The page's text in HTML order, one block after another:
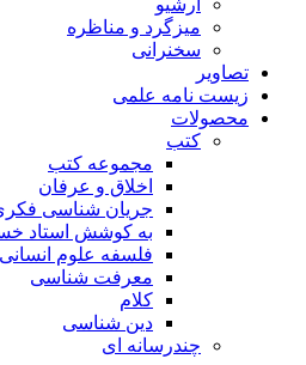
میزگرد و مناظره
سخنرانی
تصاویر
زیست نامه علمی
محصولات
کتب
مجموعه کتب
اخلاق و عرفان
جریان شناسی
به کوشش استاد
فلسفه علوم انسانی
معرفت شناسی
کلام
دین شناسی
چندرسانه ای